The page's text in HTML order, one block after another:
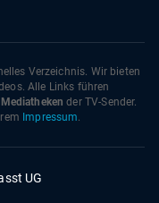
Verzeichnis. Wir bieten
Alle Links führen
der TV-Sender.
Impressum.
UG